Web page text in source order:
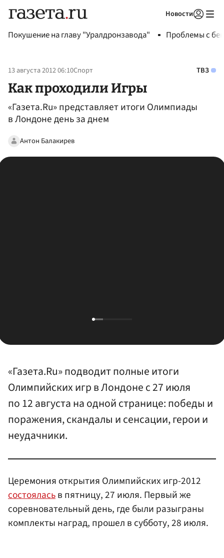
Новости
Покушение на главу "Уралдронзавода" Проблемы с
13 августа 2012 06:10Спорт ТВЗ
Как проходили Игры
«Газета.Ru» представляет итоги Олимпиады
в Лондоне день за днем
Антон Балакирев
«Газета.Ru» подводит полные итоги
Олимпийских игр в Лондоне с 27 июля
по 12 августа на одной странице: победы и
поражения, скандалы и сенсации, герои и
неудачники.
Церемония открытия Олимпийских игр-2012
состояласьв пятницу, 27 июля. Первый же
соревновательный день, где были разыграны
комплекты наград, прошел в субботу, 28 июля.